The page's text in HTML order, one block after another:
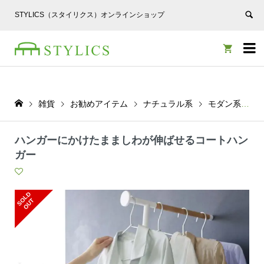
STYLICS（スタイリクス）オンラインショップ


雑貨 お勧めアイテム ナチュラル系 モダン系
ハンガーにかけたまましわが伸ばせるコートハン
ガー
S
O
L
D
O
U
T